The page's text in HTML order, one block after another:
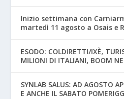
Inizio settimana con
martedì 11 agosto a Osais e
ESODO: COLDIRETTI/IXÈ,
MILIONI DI ITALIANI, BOOM
SYNLAB SALUS: AD AGOSTO
E ANCHE IL SABATO